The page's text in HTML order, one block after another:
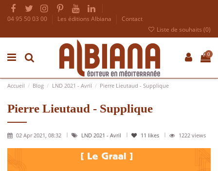
04 95 50 03 00 Les éditions Albiana
Contact
Liste de souhaits (0)
0
Accueil Blog LND 2021 - Avril Pierre Lieutaud - Supplique
Pierre Lieutaud - Supplique
02 Apr 2021, 08:32 LND 2021 - Avril 11 likes 1222 views